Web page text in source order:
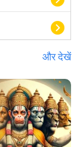
और देखें